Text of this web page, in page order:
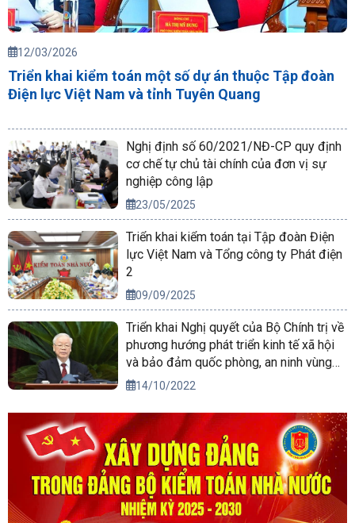
12/03/2026
Triển khai kiểm toán một số dự án thuộc Tập đoàn
Điện lực Việt Nam và tỉnh Tuyên Quang
Nghị định số 60/2021/NĐ-CP quy định
cơ chế tự chủ tài chính của đơn vị sự
nghiệp công lập
23/05/2025
Triển khai kiểm toán tại Tập đoàn Điện
lực Việt Nam và Tổng công ty Phát điện
2
09/09/2025
Triển khai Nghị quyết của Bộ Chính trị về
phương hướng phát triển kinh tế xã hội
và bảo đảm quốc phòng, an ninh vùng
Tây Nguyên đến năm 2030, tầm nhìn
14/10/2022